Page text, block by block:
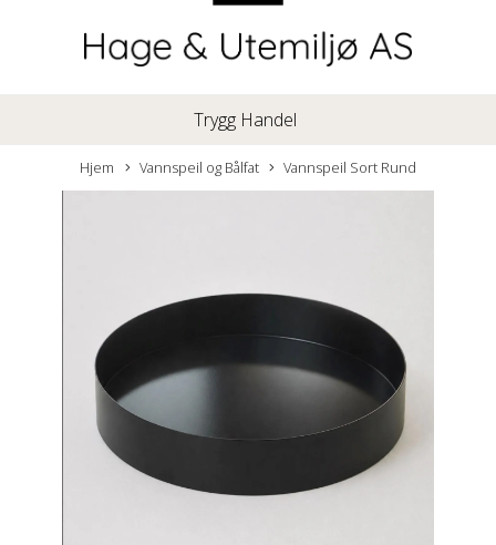
Trygg Handel
Hjem Vannspeil og Bålfat Vannspeil Sort Rund